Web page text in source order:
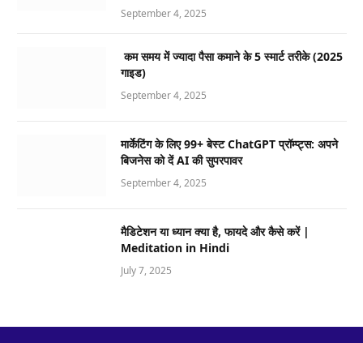
September 4, 2025
कम समय में ज्यादा पैसा कमाने के 5 स्मार्ट तरीके (2025
गाइड)
September 4, 2025
मार्केटिंग के लिए 99+ बेस्ट ChatGPT प्रॉम्प्ट्स: अपने
बिजनेस को दें AI की सुपरपावर
September 4, 2025
मैडिटेशन या ध्यान क्या है, फायदे और कैसे करें |
Meditation in Hindi
July 7, 2025